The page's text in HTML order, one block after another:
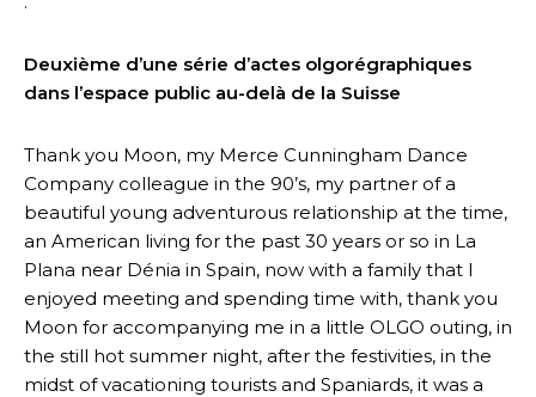
Deuxième d’une série d’actes olgorégraphiques
dans l’espace public au-delà de la Suisse
Thank you Moon, my Merce Cunningham Dance
Company colleague in the 90’s, my partner of a
beautiful young adventurous relationship at the time,
an American living for the past 30 years or so in La
Plana near Dénia in Spain, now with a family that I
enjoyed meeting and spending time with, thank you
Moon for accompanying me in a little OLGO outing, in
the still hot summer night, after the festivities, in the
midst of vacationing tourists and Spaniards, it was a